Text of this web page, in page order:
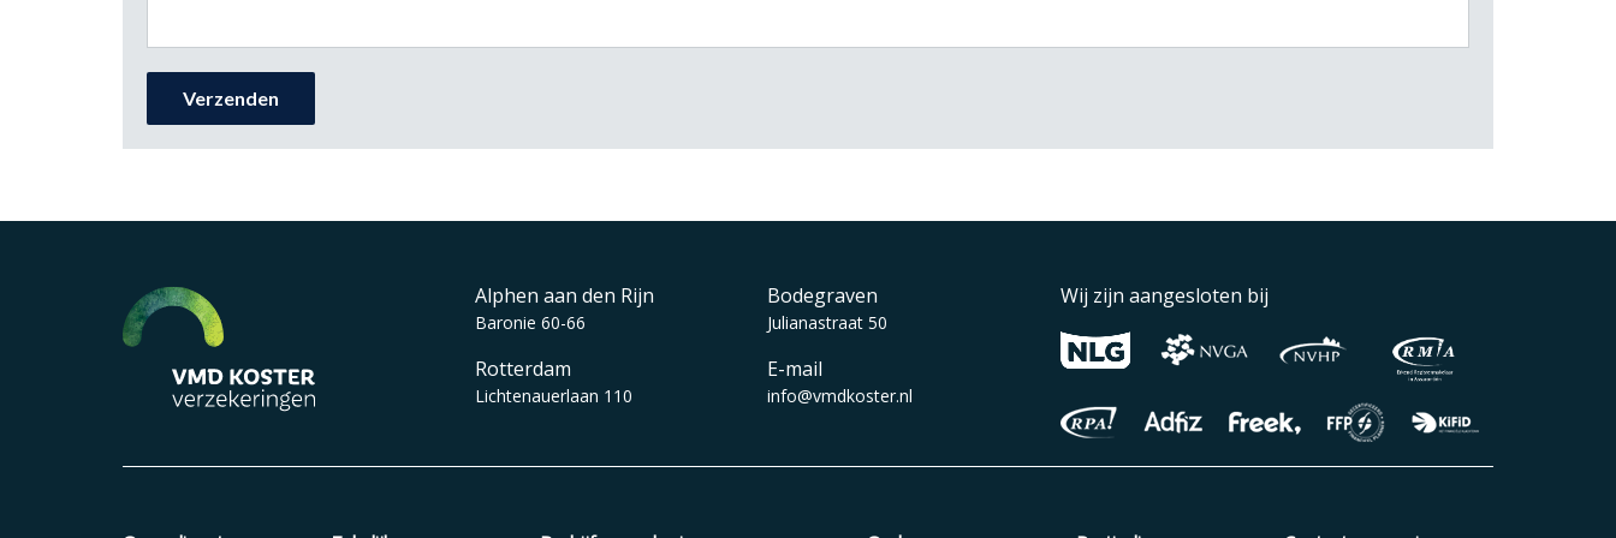
Alphen aan den Rijn
Baronie 60-66
Rotterdam
Lichtenauerlaan 110
Bodegraven
Julianastraat 50
E-mail
info@vmdkoster.nl
Wij zijn aangesloten bij